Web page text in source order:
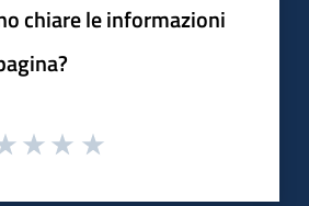
chiare le informazioni